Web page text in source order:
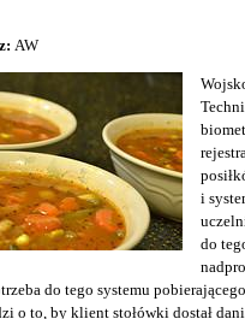
AW
i
do
do tego systemu
o to, by klient stołówki dostał